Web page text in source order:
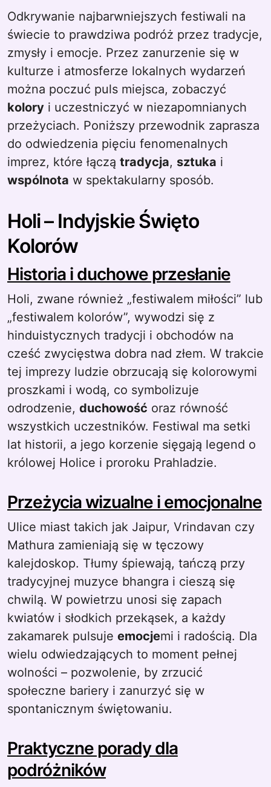
Odkrywanie najbarwniejszych festiwali na
świecie to prawdziwa podróż przez tradycje,
zmysły i emocje. Przez zanurzenie się w
kulturze i atmosferze lokalnych wydarzeń
można poczuć puls miejsca, zobaczyć
kolory i uczestniczyć w niezapomnianych
przeżyciach. Poniższy przewodnik zaprasza
do odwiedzenia pięciu fenomenalnych
imprez, które łączą tradycja, sztuka i
wspólnota w spektakularny sposób.
Holi – Indyjskie Święto
Kolorów
Historia i duchowe przesłanie
Holi, zwane również „festiwalem miłości” lub
„festiwalem kolorów”, wywodzi się z
hinduistycznych tradycji i obchodów na
cześć zwycięstwa dobra nad złem. W trakcie
tej imprezy ludzie obrzucają się kolorowymi
proszkami i wodą, co symbolizuje
odrodzenie, duchowość oraz równość
wszystkich uczestników. Festiwal ma setki
lat historii, a jego korzenie sięgają legend o
królowej Holice i proroku Prahladzie.
Przeżycia wizualne i emocjonalne
Ulice miast takich jak Jaipur, Vrindavan czy
Mathura zamieniają się w tęczowy
kalejdoskop. Tłumy śpiewają, tańczą przy
tradycyjnej muzyce bhangra i cieszą się
chwilą. W powietrzu unosi się zapach
kwiatów i słodkich przekąsek, a każdy
zakamarek pulsuje emocjemi i radością. Dla
wielu odwiedzających to moment pełnej
wolności – pozwolenie, by zrzucić
społeczne bariery i zanurzyć się w
spontanicznym świętowaniu.
Praktyczne porady dla
podróżników